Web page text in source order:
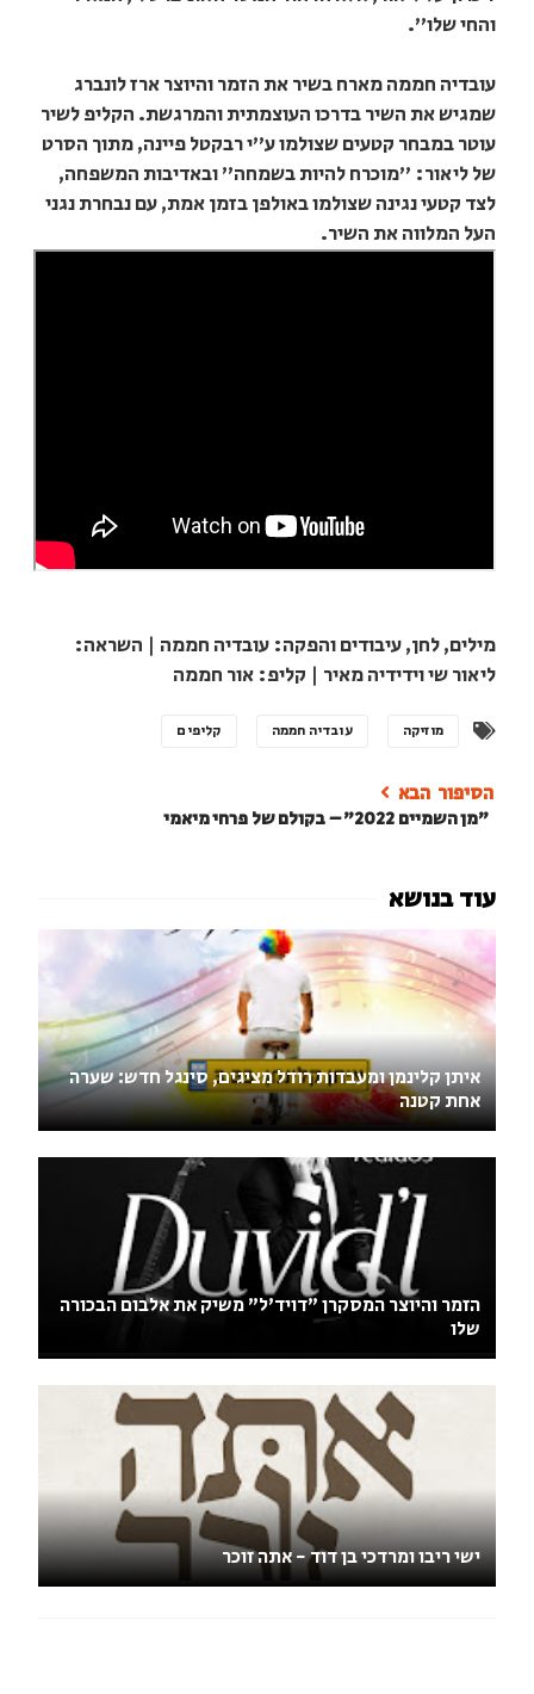
והחי שלו".
עובדיה חממה מארח בשיר את הזמר והיוצר ארז לונברג
שמגיש את השיר בדרכו העוצמתית והמרגשת. הקליפ לשיר
עוטר במבחר קטעים שצולמו ע"י רבקטל פיינה, מתוך הסרט
של ליאור: "מוכרח להיות בשמחה" ובאדיבות המשפחה,
לצד קטעי נגינה שצולמו באולפן בזמן אמת, עם נבחרת נגני
העל המלווה את השיר.
מילים, לחן, עיבודים והפקה: עובדיה חממה | השראה:
ליאור שי וידידיה מאיר | קליפ: אור חממה
מוזיקה עובדיה חממה קליפים
"מן השמיים 2022" – בקולם של פרחי מיאמי
איתן קלינמן ומעבדות רודל מציגים, סינגל חדש: שערה
אחת קטנה
הזמר והיוצר המסקרן "דויד'ל" משיק את אלבום הבכורה
שלו
ישי ריבו ומרדכי בן דוד - אתה זוכר